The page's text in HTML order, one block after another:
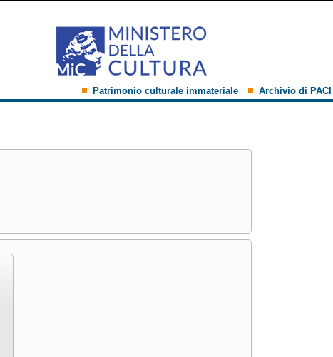
Patrimonio culturale immateriale Archivio di PACI